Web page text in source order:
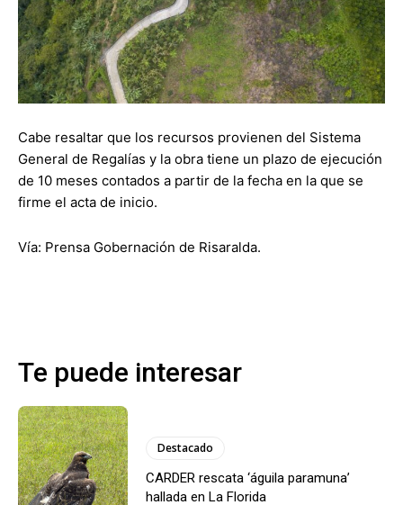
Cabe resaltar que los recursos provienen del Sistema
General de Regalías y la obra tiene un plazo de ejecución
de 10 meses contados a partir de la fecha en la que se
firme el acta de inicio.
Vía: Prensa Gobernación de Risaralda.
Te puede interesar
Destacado
CARDER rescata ‘águila paramuna’
hallada en La Florida